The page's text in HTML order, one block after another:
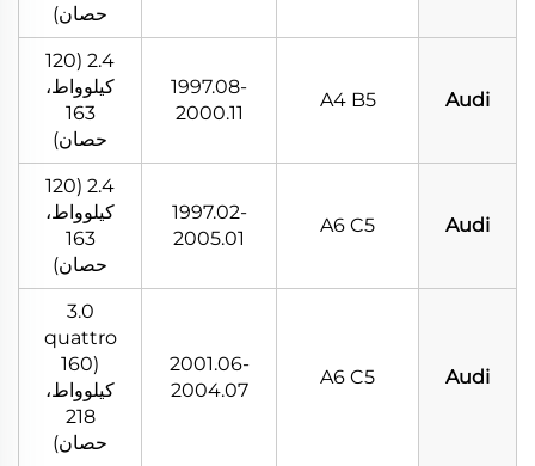
حصان)
Audi
A4 B5
1997.08-
2000.11
2.4 (120
كيلوواط،
163
حصان)
Audi
A6 C5
1997.02-
2005.01
2.4 (120
كيلوواط،
163
حصان)
Audi
A6 C5
2001.06-
2004.07
3.0
quattro
(160
كيلوواط،
218
حصان)